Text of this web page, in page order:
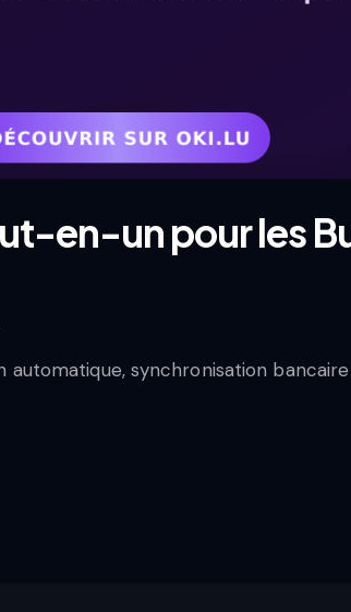
en-un pour les
automatique, synchronisation